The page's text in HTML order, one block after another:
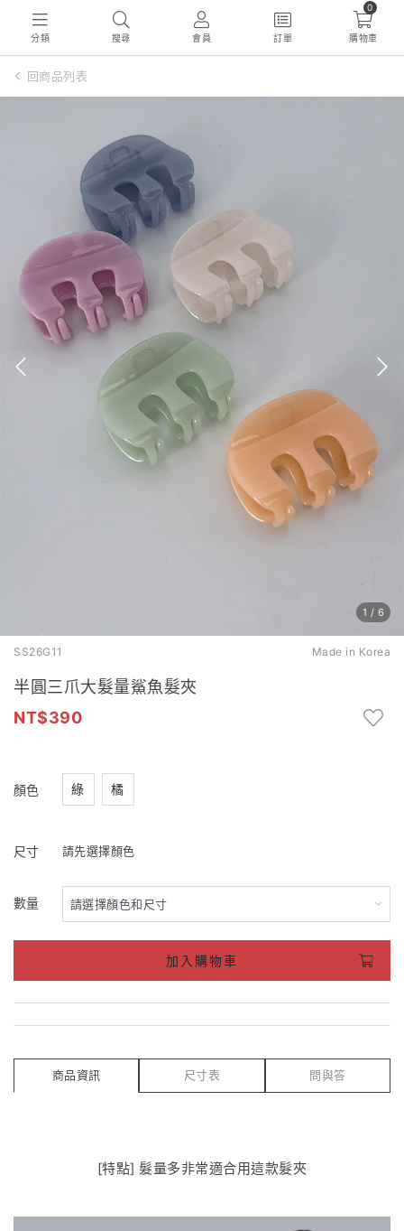
分類 搜尋 會員 訂單
0
購物車
回商品列表
1 / 6
SS26G11 Made in Korea
半圓三爪大髮量鯊魚髮夾
390
顏色 綠 橘
尺寸 請先選擇顏色
數量
加入購物車
商品資訊 尺寸表 問與答
[特點] 髮量多非常適合用這款髮夾